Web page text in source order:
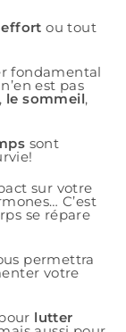
effort ou tout
fondamental
est pas
le sommeil,
sont
sur votre
C’est
se répare
permettra
votre
lutter